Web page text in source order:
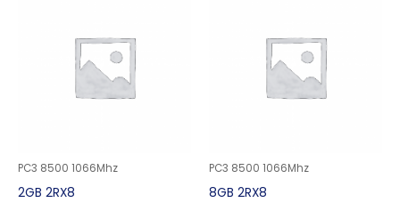
PC3 8500 1066Mhz
2GB 2RX8
PC3 8500 1066Mhz
8GB 2RX8